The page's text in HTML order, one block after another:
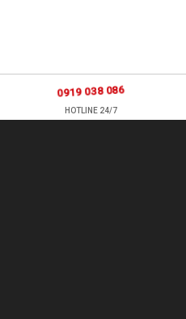
0919 038 086
HOTLINE 24/7